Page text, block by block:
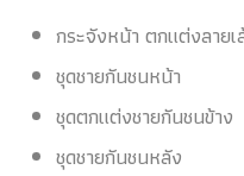
กระจังหน้า ตกแต่งลายเ
ชุดชายกันชนหน้า
ชุดตกแต่งชายกันชนข้าง
ชุดชายกันชนหลัง